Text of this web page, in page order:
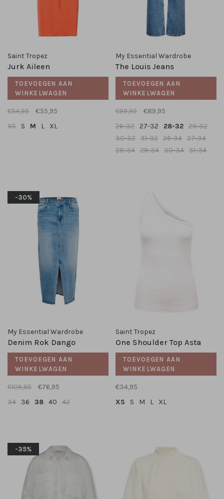
Saint Tropez
Jurk Aileen
TOEVOEGEN AAN
WINKELWAGEN
€54,95
€35,95
XS
S M L XL
My Essential Wardrobe
The Louis Jeans
TOEVOEGEN AAN
WINKELWAGEN
€99,95
€89,95
26-32
27-32 28-32 29-32
30-32 31-32 26-34 27-34
28-34 29-34 30-34 31-34
-30%
My Essential Wardrobe
Denim Rok Dango
TOEVOEGEN AAN
WINKELWAGEN
€109,95
€76,95
34
36 38 40 42
Saint Tropez
One Shoulder Top Asta
TOEVOEGEN AAN
WINKELWAGEN
€34,95
XS
S M L XL
-35%